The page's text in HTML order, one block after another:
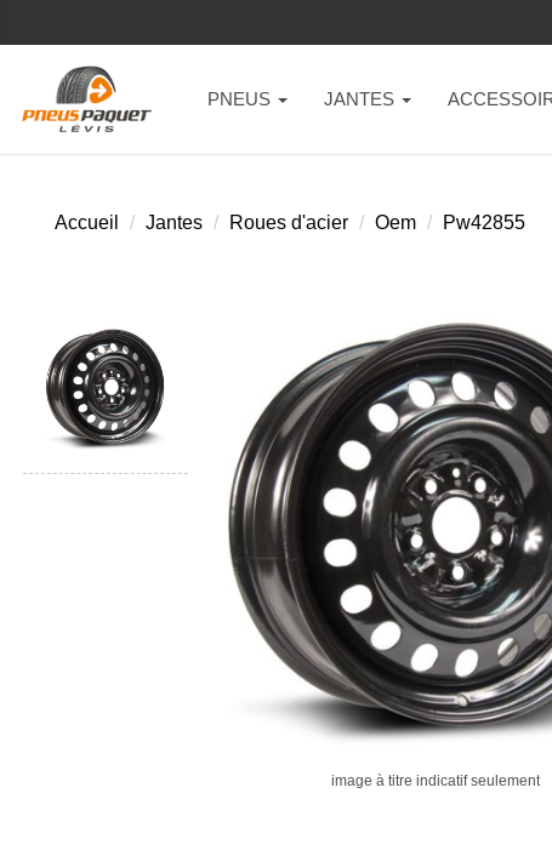
PNEUS JANTES
Accueil Jantes Roues d'acier Oem Pw42855
image à titre indicatif seulement